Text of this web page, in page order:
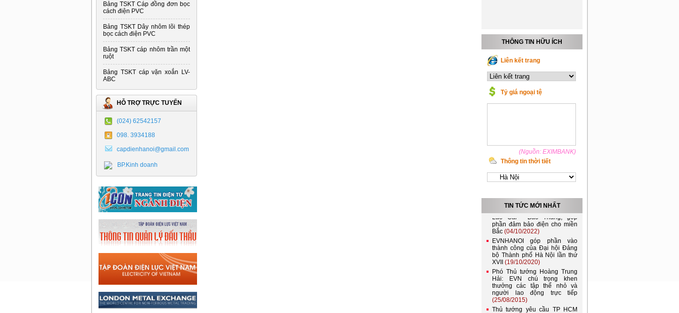
Bảng TSKT Cáp đồng đơn bọc
cách điện PVC
Bảng TSKT Dây nhôm lõi thép
bọc cách điện PVC
Bảng TSKT cáp nhôm trần một
ruột
Bảng TSKT cáp vặn xoắn LV-
ABC
HỖ TRỢ TRỰC TUYẾN
(024) 62542157
098. 3934188
capdienhanoi@gmail.com
BP.Kinh doanh
THÔNG TIN HỮU ÍCH
Liên kết trang
Tỷ giá ngoại tệ
(Nguồn: EXIMBANK)
Thông tin thời tiết
TIN TỨC MỚI NHẤT
Việt Nam và Lào nên kết nối
Đóng điện đường dây 220kV
Lào Cai - Bảo Thắng, góp
phần đảm bảo điện cho miền
Bắc(04/10/2022)
EVNHANOI góp phần vào
thành công của Đại hội Đảng
bộ Thành phố Hà Nội lần thứ
XVII (19/10/2020)
Phó Thủ tướng Hoàng Trung
Hải: EVN chú trọng khen
thưởng các tập thể nhỏ và
người lao động trực tiếp
(25/08/2015)
Thủ tướng yêu cầu TP HCM